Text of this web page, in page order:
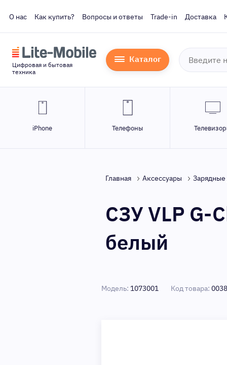
О нас Как купить? Вопросы и ответы Trade-in Доставка
Цифровая и бытовая
техника
Каталог
iPhone Телефоны
Главная Аксессуары Зарядные
СЗУ VLP G-
белый
Модель: 1073001 Код товара: